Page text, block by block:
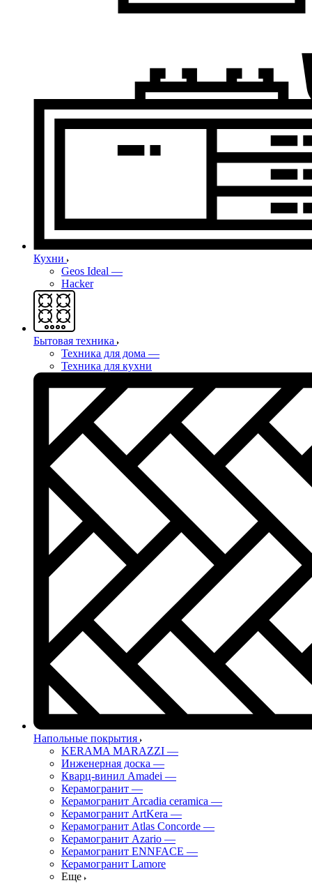
Кухни
Geos Ideal —
Hacker
Бытовая техника
Техника для дома —
Техника для кухни
Напольные покрытия
KERAMA MARAZZI —
Инженерная доска —
Кварц-винил Amadei —
Керамогранит —
Керамогранит Arcadia ceramica —
Керамогранит ArtKera —
Керамогранит Atlas Concorde —
Керамогранит Azario —
Керамогранит ENNFACE —
Керамогранит Lamore
Еще